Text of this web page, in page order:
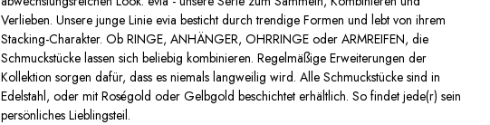
Verlieben. Unsere junge Linie evia besticht durch trendige Formen und lebt von ihrem
Stacking-Charakter. Ob RINGE, ANHÄNGER, OHRRINGE oder ARMREIFEN, die
Schmuckstücke lassen sich beliebig kombinieren. Regelmäßige Erweiterungen der
Kollektion sorgen dafür, dass es niemals langweilig wird. Alle Schmuckstücke sind in
Edelstahl, oder mit Roségold oder Gelbgold beschichtet erhältlich. So findet jede(r) sein
persönliches Lieblingsteil.